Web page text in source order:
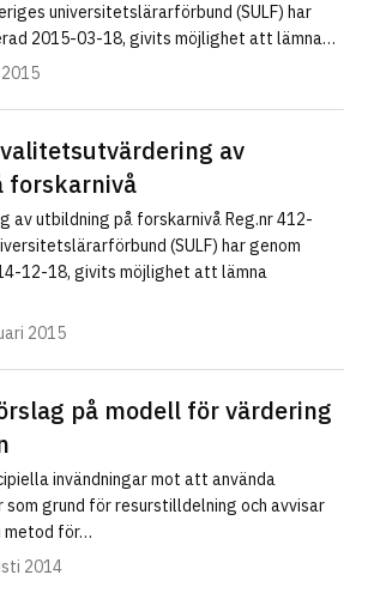
universitetslärarförbund (SULF) har
2015-03-18, givits möjlighet att lämna…
av
forskarnivå
av utbildning på forskarnivå Reg.nr 412-
(SULF) har genom
12-18, givits möjlighet att lämna
2015
på modell för värdering
invändningar mot att använda
grund för resurstilldelning och avvisar
metod för…
2014